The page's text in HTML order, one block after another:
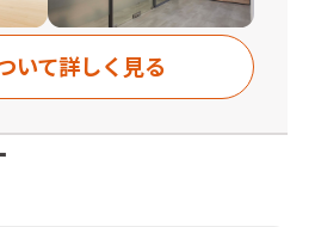
前」交差点より、県道14号線を北に
折した左手にある「ボナンザシティ
です。
、「朝府」バス停下車すぐ。
ィバス「祖父江・稲沢線ふれあいの
いて詳しく見る